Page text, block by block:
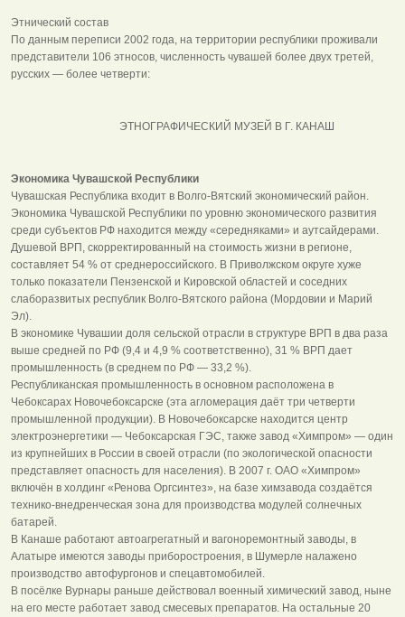
Этнический состав
По данным переписи 2002 года, на территории республики проживали
представители 106 этносов, численность чувашей более двух третей,
русских — более четверти:
ЭТНОГРАФИЧЕСКИЙ МУЗЕЙ В Г. КАНАШ
Экономика Чувашской Республики
Чувашская Республика входит в Волго-Вятский экономический район.
Экономика Чувашской Республики по уровню экономического развития
среди субъектов РФ находится между «середняками» и аутсайдерами.
Душевой ВРП, скорректированный на стоимость жизни в регионе,
составляет 54 % от среднероссийского. В Приволжском округе хуже
только показатели Пензенской и Кировской областей и соседних
слаборазвитых республик Волго-Вятского района (Мордовии и Марий
Эл).
В экономике Чувашии доля сельской отрасли в структуре ВРП в два раза
выше средней по РФ (9,4 и 4,9 % соответственно), 31 % ВРП дает
промышленность (в среднем по РФ — 33,2 %).
Республиканская промышленность в основном расположена в
Чебоксарах Новочебоксарске (эта агломерация даёт три четверти
промышленной продукции). В Новочебоксарске находится центр
электроэнергетики — Чебоксарская ГЭС, также завод «Химпром» — один
из крупнейших в России в своей отрасли (по экологической опасности
представляет опасность для населения). В 2007 г. ОАО «Химпром»
включён в холдинг «Ренова Оргсинтез», на базе химзавода создаётся
технико-внедренческая зона для производства модулей солнечных
батарей.
В Канаше работают автоагрегатный и вагоноремонтный заводы, в
Алатыре имеются заводы приборостроения, в Шумерле налажено
производство автофургонов и спецавтомобилей.
В посёлке Вурнары раньше действовал военный химический завод, ныне
на его месте работает завод смесевых препаратов. На остальные 20